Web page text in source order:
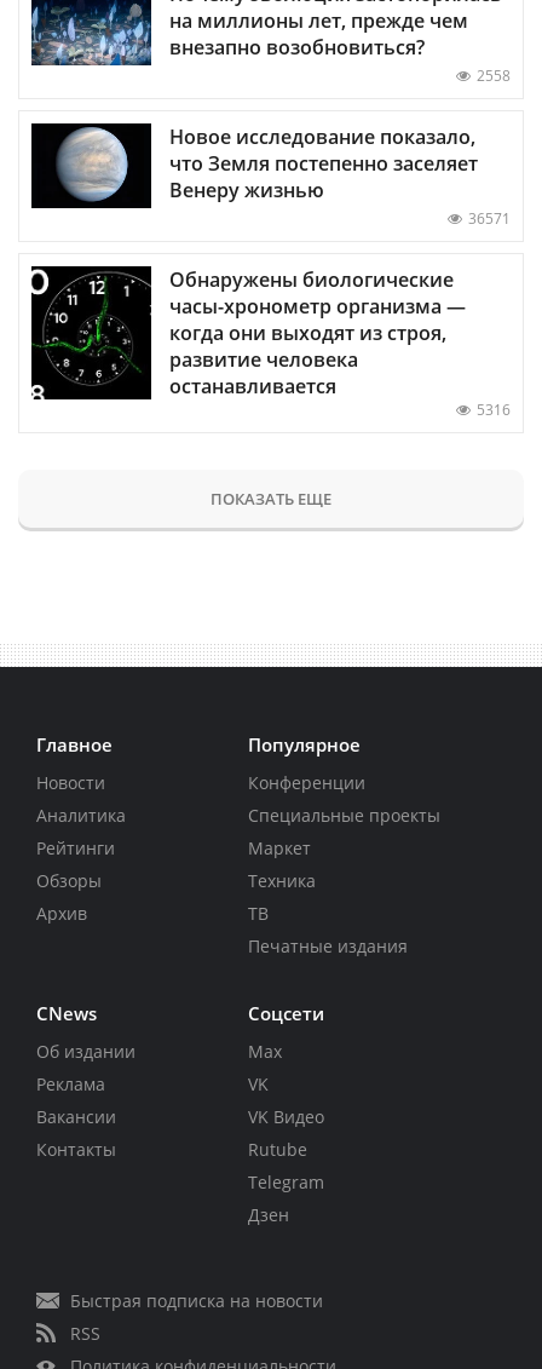
на миллионы лет, прежде чем
внезапно возобновиться?
2558
Новое исследование показало,
что Земля постепенно заселяет
Венеру жизнью
36571
Обнаружены биологические
часы-хронометр организма —
когда они выходят из строя,
развитие человека
останавливается
5316
ПОКАЗАТЬ ЕЩЕ
Главное
Новости
Аналитика
Рейтинги
Обзоры
Архив
Популярное
Конференции
Специальные проекты
Маркет
Техника
ТВ
Печатные издания
CNews
Об издании
Реклама
Вакансии
Контакты
Соцсети
Max
VK
VK Видео
Rutube
Telegram
Дзен
Быстрая подписка на новости
RSS